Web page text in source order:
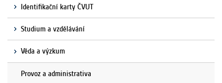
Identifikační karty ČVUT
Studium a vzdělávání
Věda a výzkum
Provoz a administrativa